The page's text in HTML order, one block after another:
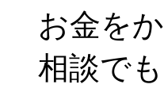
お金を
相談で